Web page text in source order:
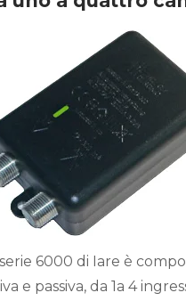
6000 di Iare è
e passiva, da 1a 4